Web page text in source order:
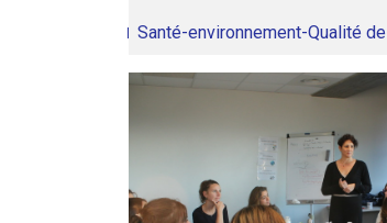
Santé-environnement-Qualité